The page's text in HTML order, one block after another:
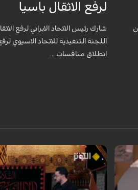
لرفع الاثقال باسيا
شارك رئيس الاتحاد الايراني لرفع
اللجنة التنفيذية للاتحاد الاسيوي
انطلاق منافسات ...